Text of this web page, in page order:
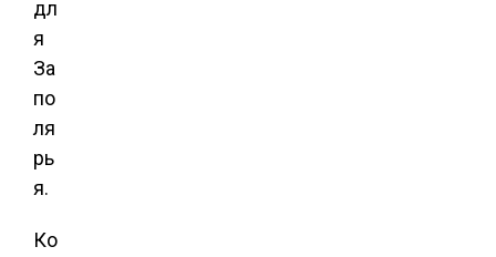
дл
я
За
по
ля
рь
я.
Ко